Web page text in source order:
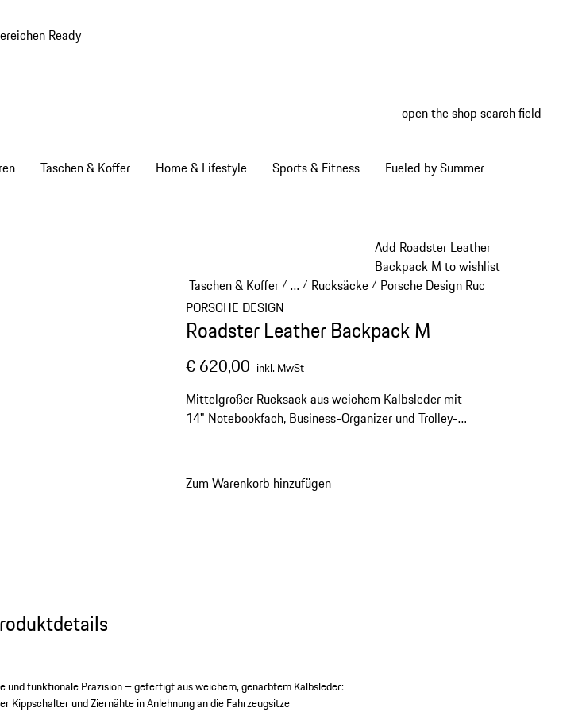
Ready
open the shop search field
Taschen & Koffer Home & Lifestyle Sports & Fitness Fueled by Summer
Add Roadster Leather
Backpack M to wishlist
Taschen & Koffer/ …
Reveal collapsed breadcrumb items
/ Rucksäcke/ Porsche Design Rucksäcke
PORSCHE DESIGN
Roadster Leather Backpack M
€ 620,00 inkl. MwSt
Mittelgroßer Rucksack aus weichem Kalbsleder mit
14" Notebookfach, Business-Organizer und Trolley-
Zum Warenkorb hinzufügen
funktionale Präzision – gefertigt aus weichem, genarbtem Kalbsleder:
Kippschalter und Ziernähte in Anlehnung an die Fahrzeugsitze